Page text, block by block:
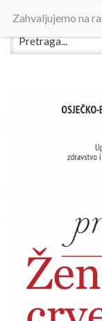
Zahvaljujemo na